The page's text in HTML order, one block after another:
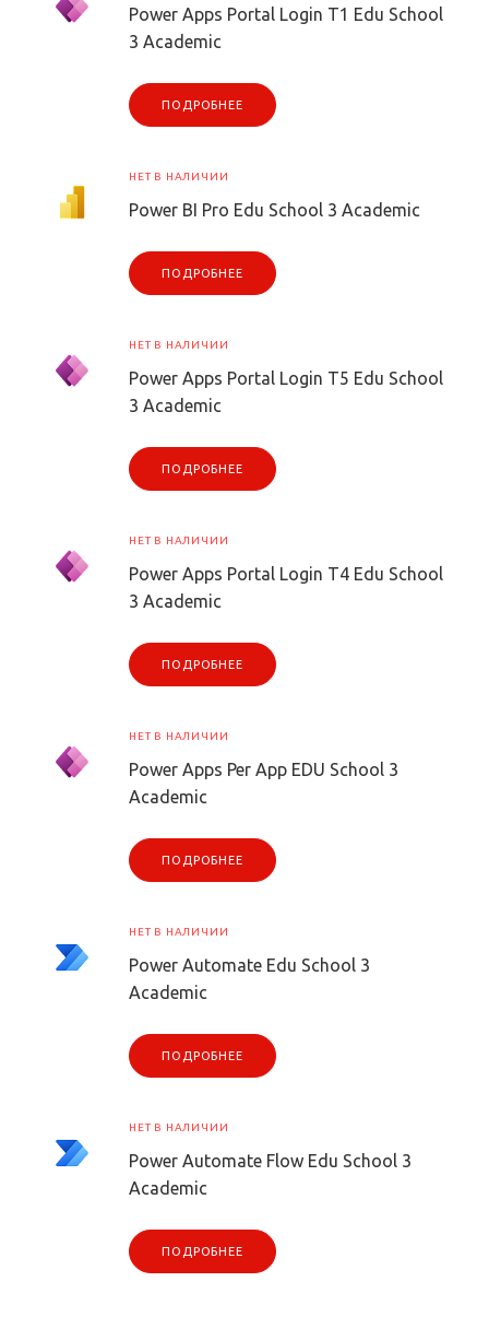
Power Apps Portal Login T1 Edu School
3 Academic
ПОДРОБНЕЕ
НЕТ В НАЛИЧИИ
Power BI Pro Edu School 3 Academic
ПОДРОБНЕЕ
НЕТ В НАЛИЧИИ
Power Apps Portal Login T5 Edu School
3 Academic
ПОДРОБНЕЕ
НЕТ В НАЛИЧИИ
Power Apps Portal Login T4 Edu School
3 Academic
ПОДРОБНЕЕ
НЕТ В НАЛИЧИИ
Power Apps Per App EDU School 3
Academic
ПОДРОБНЕЕ
НЕТ В НАЛИЧИИ
Power Automate Edu School 3
Academic
ПОДРОБНЕЕ
НЕТ В НАЛИЧИИ
Power Automate Flow Edu School 3
Academic
ПОДРОБНЕЕ